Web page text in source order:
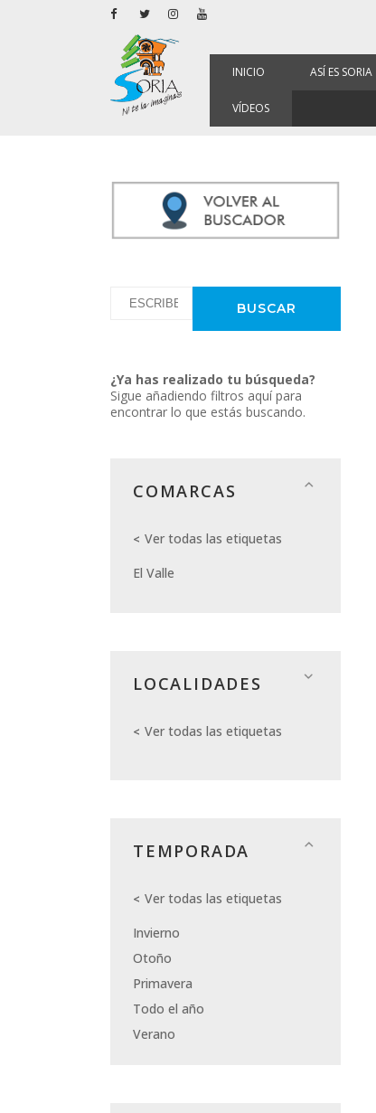
INICIO ASÍ ES SORIA
VÍDEOS
¿Ya has realizado tu búsqueda?
Sigue añadiendo filtros aquí para
encontrar lo que estás buscando.
COMARCAS
Ver todas las etiquetas
El Valle
LOCALIDADES
Ver todas las etiquetas
TEMPORADA
Ver todas las etiquetas
Invierno
Otoño
Primavera
Todo el año
Verano